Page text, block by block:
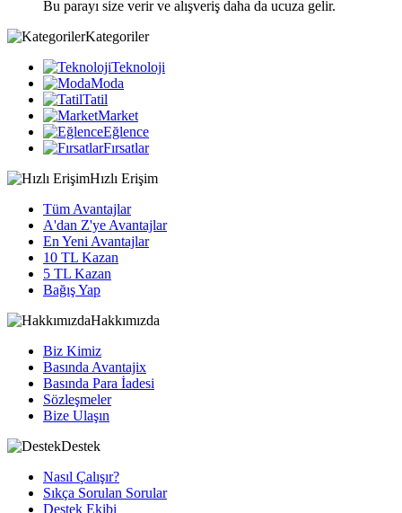
Bu parayı size verir ve alışveriş daha da ucuza gelir.
Kategoriler
Teknoloji
Moda
Tatil
Market
Eğlence
Fırsatlar
Hızlı Erişim
Tüm Avantajlar
A'dan Z'ye Avantajlar
En Yeni Avantajlar
10 TL Kazan
5 TL Kazan
Bağış Yap
Hakkımızda
Biz Kimiz
Basında Avantajix
Basında Para İadesi
Sözleşmeler
Bize Ulaşın
Destek
Nasıl Çalışır?
Sıkça Sorulan Sorular
Destek Ekibi